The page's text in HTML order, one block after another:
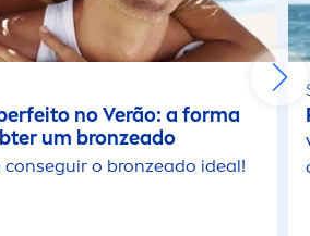
no Verão: a forma
um bronzeado
conseguir o bronzeado ideal!